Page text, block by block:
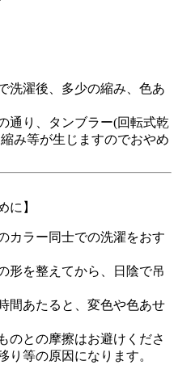
洗濯後、多少の縮み、色あ
通り、タンブラー(回転式乾
み等が生じますのでおやめ
に】
カラー同士での洗濯をおす
形を整えてから、日陰で吊
間あたると、変色や色あせ
のとの摩擦はお避けくださ
り等の原因になります。